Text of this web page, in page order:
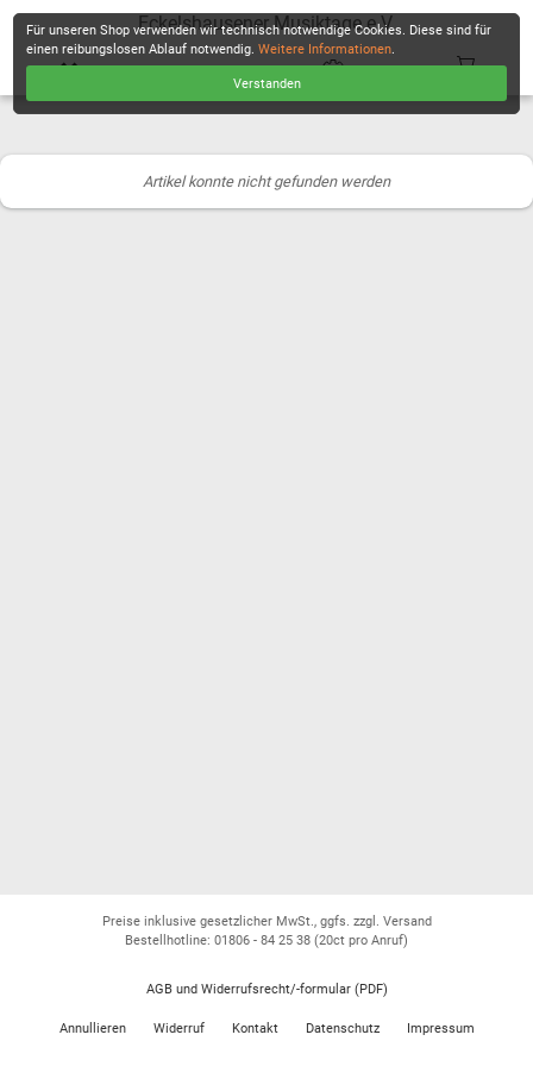
Eckelshausener Musiktage e.V.
Artikel konnte nicht gefunden werden
Für unseren Shop verwenden wir technisch notwendige Cookies. Diese sind für
einen reibungslosen Ablauf notwendig.Weitere Informationen.
Verstanden
Preise inklusive gesetzlicher MwSt., ggfs. zzgl. Versand
Bestellhotline: 01806 - 84 25 38 (20ct pro Anruf)
AGB und Widerrufsrecht/-formular (PDF)
Annullieren Widerruf Kontakt Datenschutz Impressum